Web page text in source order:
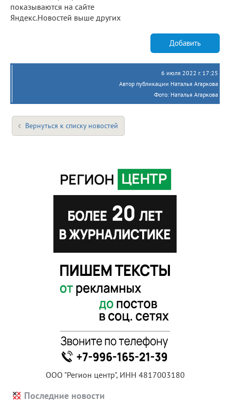
показываются на сайте
Яндекс.Новостей выше других
Добавить
6 июля 2022 г. 17:25
Автор публикации Наталья Агаркова
Фото: Наталья Агаркова
Вернуться к списку новостей
ООО "Регион центр", ИНН 4817003180
Последние новости